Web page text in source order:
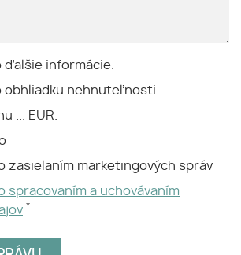
ďalšie informácie.
obhliadku nehnuteľnosti.
... EUR.
zasielaním marketingových správ
spracovaním a uchovávaním
*